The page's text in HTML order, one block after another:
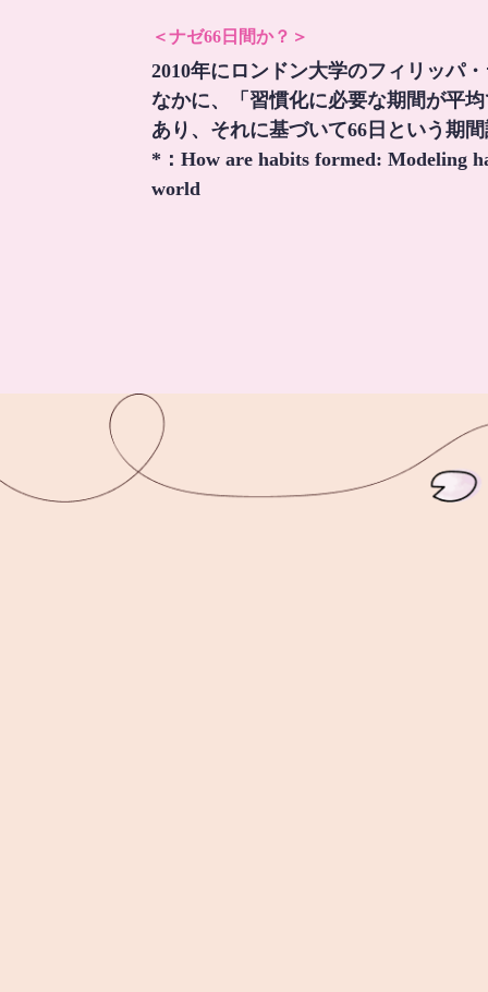
＜ナゼ66日間か？＞
2010年にロンドン大学のフィリッパ
なかに、「習慣化に必要な期間が平
あり、それに基づいて66日という期
*：How are habits formed: Modeling
world